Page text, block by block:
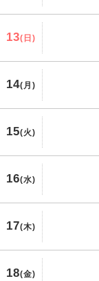
13(日)
14(月)
15(火)
16(水)
17(木)
18(金)